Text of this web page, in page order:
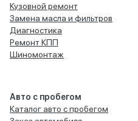
Кузовной ремонт
Замена масла и фильтров
Диагностика
Ремонт КПП
Шиномонтаж
Авто с пробегом
Каталог авто с пробегом